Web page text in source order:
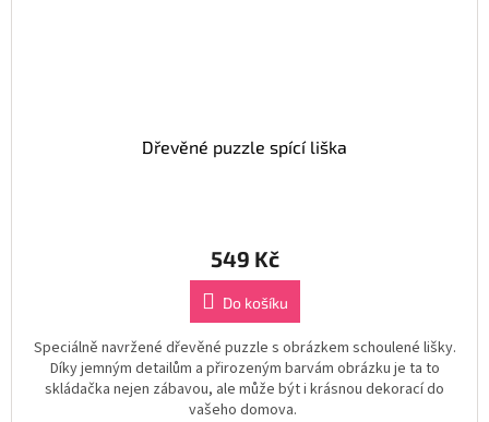
Dřevěné puzzle spící liška
549 Kč
Do košíku
Speciálně navržené dřevěné puzzle s obrázkem schoulené lišky.
Díky jemným detailům a přirozeným barvám obrázku je ta to
skládačka nejen zábavou, ale může být i krásnou dekorací do
vašeho domova.